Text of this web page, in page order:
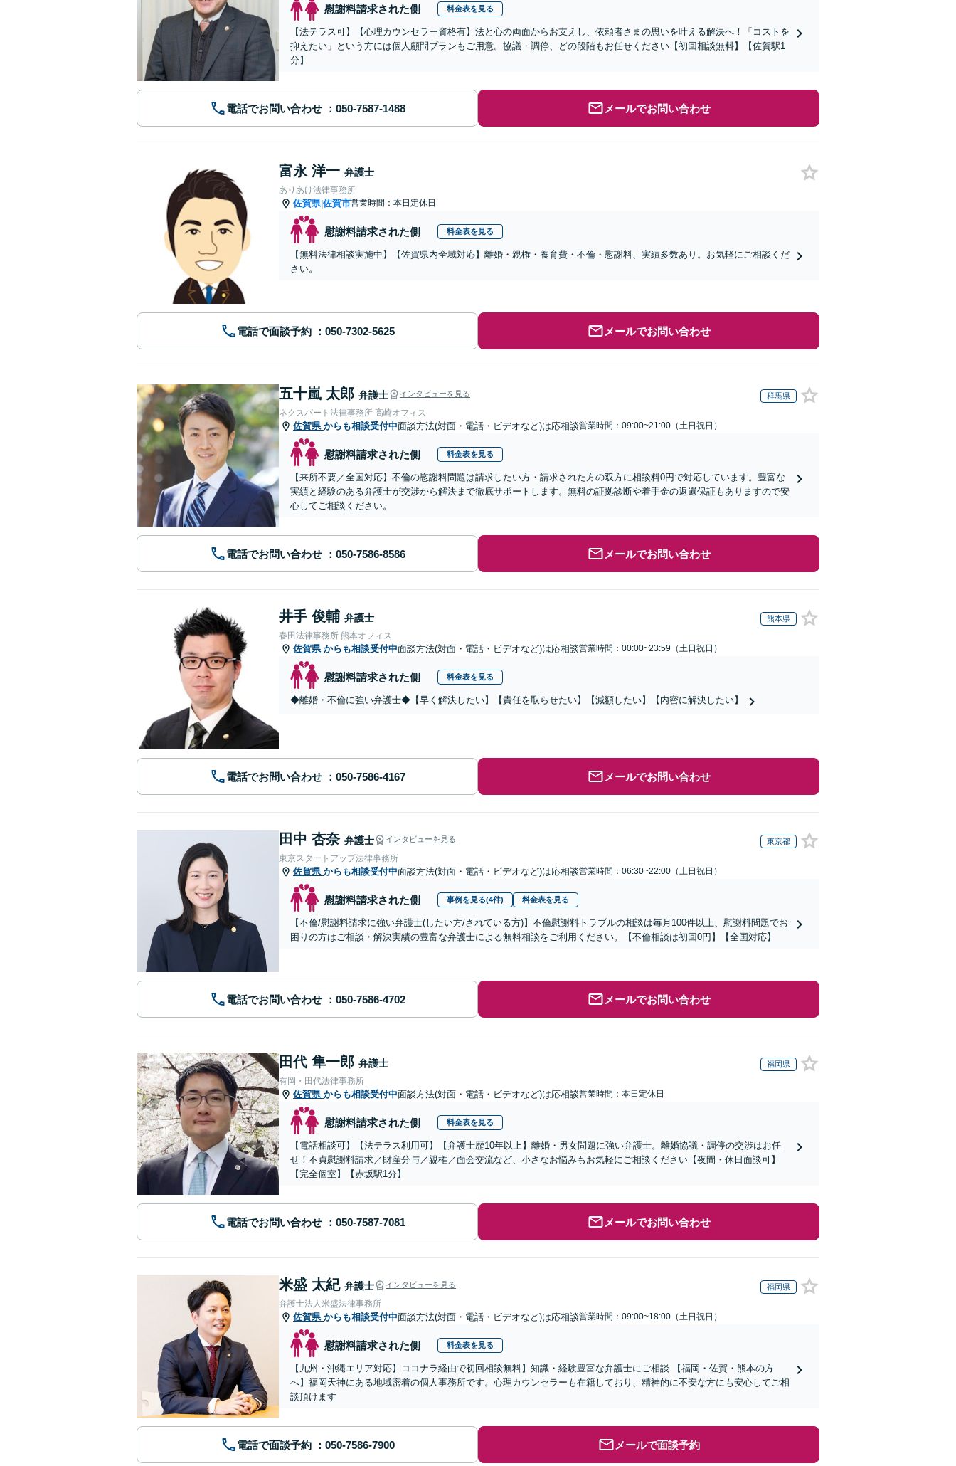
慰謝料請求された側 料金表を見る
【法テラス可】【心理カウンセラー資格有】法と心の両面からお支えし、依頼者さまの思いを叶える解決へ！「コストを
抑えたい」という方には個人顧問プランもご用意。協議・調停、どの段階もお任せください【初回相談無料】【佐賀駅1
分】
電話でお問い合わせ メールでお問い合わせ
富永 洋一 弁護士
ありあけ法律事務所
佐賀県|佐賀市営業時間：本日定休日
慰謝料請求された側 料金表を見る
【無料法律相談実施中】【佐賀県内全域対応】離婚・親権・養育費・不倫・慰謝料、実績多数あり。お気軽にご相談くだ
さい。
電話で面談予約 メールでお問い合わせ
五十嵐 太郎 弁護士 インタビューを見る 群馬県
ネクスパート法律事務所 高崎オフィス
佐賀県 からも相談受付中面談方法(対面・電話・ビデオなど)は応相談営業時間：09:00~21:00（土日祝日）
慰謝料請求された側 料金表を見る
【来所不要／全国対応】不倫の慰謝料問題は請求したい方・請求された方の双方に相談料0円で対応しています。豊富な
実績と経験のある弁護士が交渉から解決まで徹底サポートします。無料の証拠診断や着手金の返還保証もありますので安
心してご相談ください。
電話でお問い合わせ メールでお問い合わせ
井手 俊輔 弁護士 熊本県
春田法律事務所 熊本オフィス
佐賀県 からも相談受付中面談方法(対面・電話・ビデオなど)は応相談営業時間：00:00~23:59（土日祝日）
慰謝料請求された側 料金表を見る
◆離婚・不倫に強い弁護士◆【早く解決したい】【責任を取らせたい】【減額したい】【内密に解決したい】
電話でお問い合わせ メールでお問い合わせ
田中 杏奈 弁護士 インタビューを見る 東京都
東京スタートアップ法律事務所
佐賀県 からも相談受付中面談方法(対面・電話・ビデオなど)は応相談営業時間：06:30~22:00（土日祝日）
慰謝料請求された側 事例を見る(4件) 料金表を見る
【不倫/慰謝料請求に強い弁護士(したい方/されている方)】不倫慰謝料トラブルの相談は毎月100件以上、慰謝料問題でお
困りの方はご相談・解決実績の豊富な弁護士による無料相談をご利用ください。【不倫相談は初回0円】【全国対応】
電話でお問い合わせ メールでお問い合わせ
田代 隼一郎 弁護士 福岡県
有岡・田代法律事務所
佐賀県 からも相談受付中面談方法(対面・電話・ビデオなど)は応相談営業時間：本日定休日
慰謝料請求された側 料金表を見る
【電話相談可】【法テラス利用可】【弁護士歴10年以上】離婚・男女問題に強い弁護士。離婚協議・調停の交渉はお任
せ！不貞慰謝料請求／財産分与／親権／面会交流など、小さなお悩みもお気軽にご相談ください【夜間・休日面談可】
【完全個室】【赤坂駅1分】
電話でお問い合わせ メールでお問い合わせ
米盛 太紀 弁護士 インタビューを見る 福岡県
弁護士法人米盛法律事務所
佐賀県 からも相談受付中面談方法(対面・電話・ビデオなど)は応相談営業時間：09:00~18:00（土日祝日）
慰謝料請求された側 料金表を見る
【九州・沖縄エリア対応】ココナラ経由で初回相談無料】知識・経験豊富な弁護士にご相談 【福岡・佐賀・熊本の方
へ】福岡天神にある地域密着の個人事務所です。心理カウンセラーも在籍しており、精神的に不安な方にも安心してご相
談頂けます
電話で面談予約 メールで面談予約